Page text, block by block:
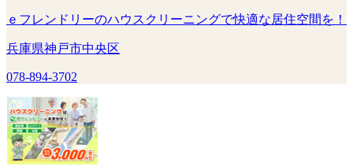
ｅフレンドリーのハウスクリーニングで快適な居住空間を！
兵庫県神戸市中央区
078-894-3702